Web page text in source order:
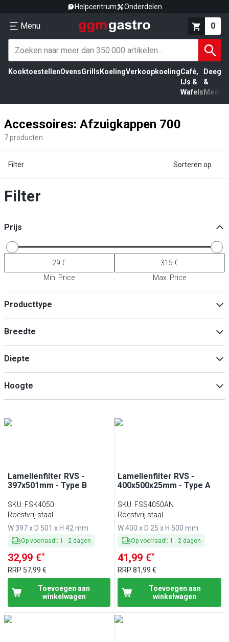
Helpcentrum Onderdelen
Menu 0
KooktoestellenOvensGrills KoelingVerkoopkoelingCafé,
IJs &
Wafels
Deeg
&
Meel
Accessoires: Afzuigkappen 700
7producten
Filter Sorteren op
Filter
Prijs
Min. Price Max. Price
Producttype
Filter(
Breedte
Diepte
Hoogte
Lamellenfilter RVS -
397x501mm - Type B
SKU: FSK4050
Roestvrij staal
W 397 x D 501 x H 42 mm
Op voorraad!: 1 - 2 dagen
32,99 €*
RRP 57,99 €
Toevoegen aan
winkelwagen
Lamellenfilter RVS -
400x500x25mm - Type A
SKU: FSS4050AN
Roestvrij staal
W 400 x D 25 x H 500 mm
Op voorraad!: 1 - 2 dagen
41,99 €*
RRP81,99 €
Toevoegen aan
winkelwagen